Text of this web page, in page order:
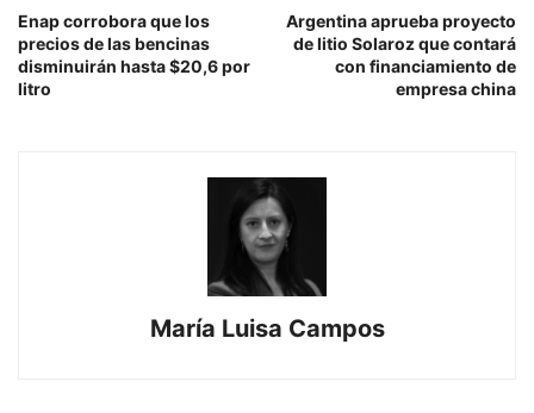
Enap corrobora que los
precios de las bencinas
disminuirán hasta $20,6 por
litro
Argentina aprueba proyecto
de litio Solaroz que contará
con financiamiento de
empresa china
María Luisa Campos